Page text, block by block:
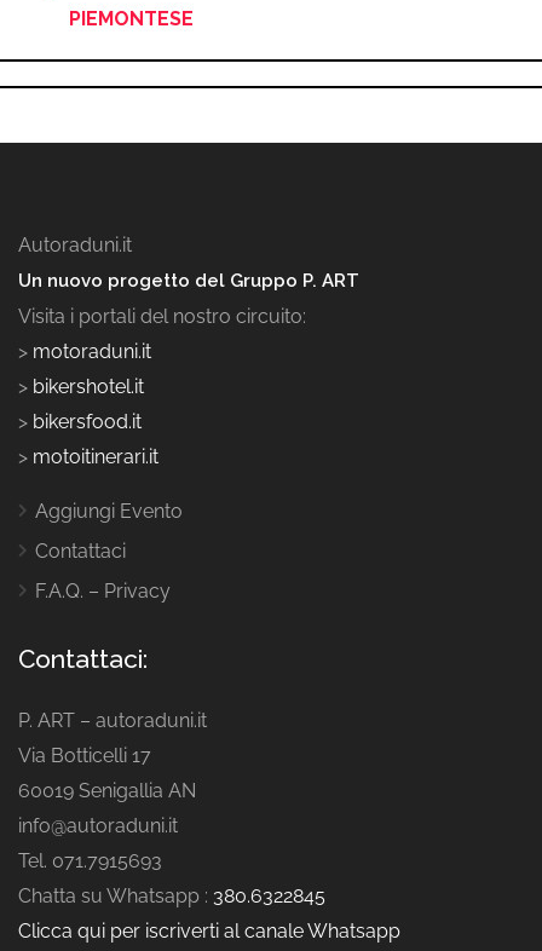
PIEMONTESE
Autoraduni.it
Un nuovo progetto del Gruppo P. ART
Visita i portali del nostro circuito:
> motoraduni.it
> bikershotel.it
> bikersfood.it
> motoitinerari.it
Aggiungi Evento
Contattaci
F.A.Q. – Privacy
Contattaci:
P. ART – autoraduni.it
Via Botticelli 17
60019 Senigallia AN
info@autoraduni.it
Tel. 071.7915693
Chatta su Whatsapp : 380.6322845
Clicca qui per iscriverti al canale Whatsapp